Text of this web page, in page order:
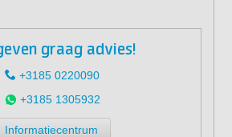
graag advies!
+3185 0220090
+3185 1305932
Informatiecentrum